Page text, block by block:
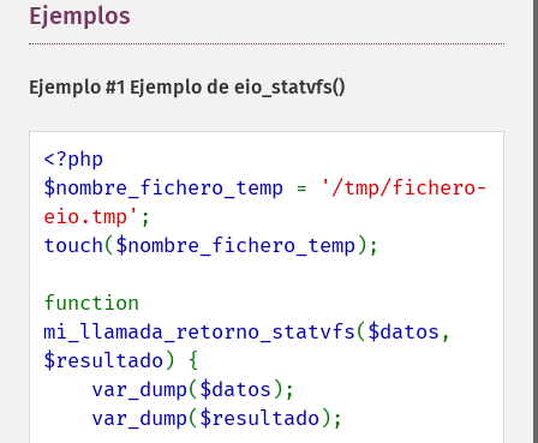
Ejemplos
Ejemplo #1 Ejemplo de eio_statvfs()
<?php
$nombre_fichero_temp =
'/tmp/fichero-
eio.tmp'
touch($nombre_fichero_temp );
mi_llamada_retorno_statvfs($datos
$resultado ) {
var_dump($datos );
var_dump($resultado );